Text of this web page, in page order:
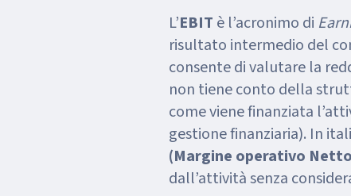
L’EBIT è l’acronimo di
risultato intermedio del
consente di valutare la
non tiene conto della
come viene finanziata
gestione finanziaria). In
(Margine operativo
dall’attività senza